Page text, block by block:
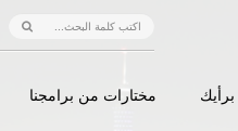
مختارات من برامجنا